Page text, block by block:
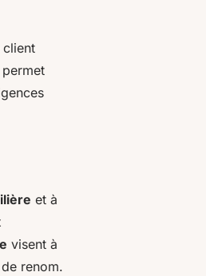
client
et à
visent à
renom.